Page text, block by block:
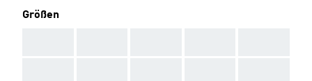
Größen